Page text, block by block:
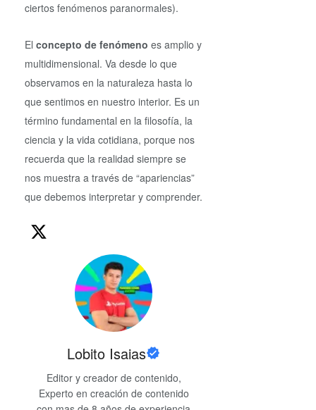
ciertos fenómenos paranormales).
El concepto de fenómeno es amplio y
multidimensional. Va desde lo que
observamos en la naturaleza hasta lo
que sentimos en nuestro interior. Es un
término fundamental en la filosofía, la
ciencia y la vida cotidiana, porque nos
recuerda que la realidad siempre se
nos muestra a través de “apariencias”
que debemos interpretar y comprender.
Lobito Isaias
Editor y creador de contenido,
Experto en creación de contenido